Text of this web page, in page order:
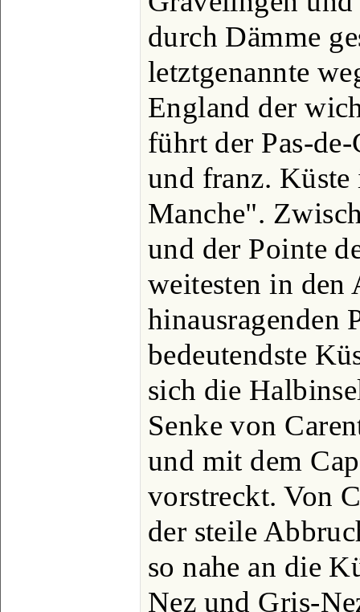
durch Dämme
letztgenannte
England der
führt der Pas-
und franz.
Manche".
und der Pointe
weitesten in den
hinausragenden
bedeutendste
sich die
Senke von
und mit dem
vorstreckt. Von
der steile
so nahe an die
Nez und Gris-